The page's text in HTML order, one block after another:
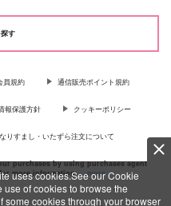
uses cookies.See our Cookie
use of cookies to browse the
some cookies through your browser
す
員規約 通信販売ポイント規約
報保護方針 クッキーポリシー
なりすまし・いたずら注文について
purchases by using purchases agent
for more information …more